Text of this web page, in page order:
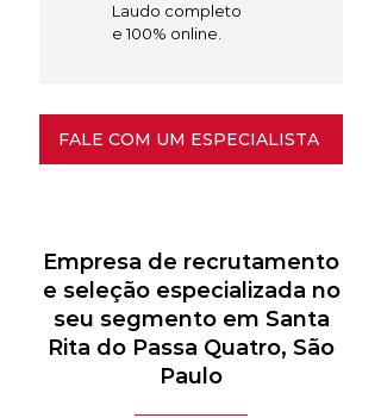
Laudo completo
e 100% online.
FALE COM UM ESPECIALISTA
Empresa de recrutamento
e seleção especializada no
seu segmento em Santa
Rita do Passa Quatro, São
Paulo